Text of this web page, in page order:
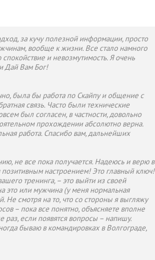
за кучу полезной информации, просто
вообще к жизни. Все стало намного
и невозмутимость. Я очень
Дай Вам Бог!
была бы работа по Скайпу и общение с
связь. Часто были технические
был согласен, в частности, довольно
прохождении абсолютно верна.
работа. Спасибо вам, дальнейших
не все пока получается. Надеюсь и верю в
настроением! Это главный ключ!
тренинга, – это выйти из своей
это или мужчина (у меня нормальная
Не смотря на то, что со стороны я выгляжу
– пока все понятно, объясняете вполне
если появятся вопросы – напишу.
бываю в командировках в Волгограде,